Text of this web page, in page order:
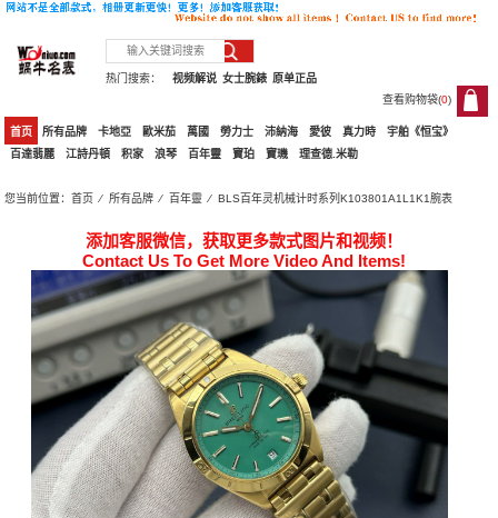
热门搜索： 原单正品
女士腕錶
视频解说
查看购物袋(0)
0
首页 所有品牌 卡地亞 歐米茄 萬國 勞力士 沛納海 愛彼 真力時
宇舶《恒宝》
百達翡麗
江詩丹頓 积家 浪琴 百年靈 寶珀 寶璣 理查德.米勒
您当前位置：首页 ⁄所有品牌 ⁄ 百年靈 ⁄ BLS百年灵机械计时系列K103801A1L1K1腕表
添加客服微信，获取更多款式图片和视频！
Contact Us To Get More Video And Items!